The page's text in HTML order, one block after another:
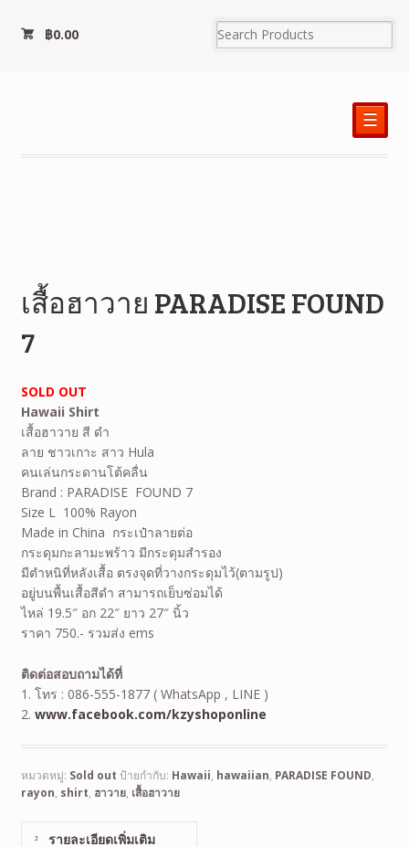
฿0.00
☰
เสื้อฮาวาย PARADISE FOUND
7
SOLD OUT
Hawaii Shirt
เสื้อฮาวาย สี ดำ
ลาย ชาวเกาะ สาว Hula
คนเล่นกระดานโต้คลื่น
Brand : PARADISE FOUND 7
Size L 100% Rayon
Made in China กระเป๋าลายต่อ
กระดุมกะลามะพร้าว มีกระดุมสำรอง
มีตำหนิที่หลังเสื้อ ตรงจุดที่วางกระดุมไว้(ตามรูป)
อยู่บนพื้นเสื้อสีดำ สามารถเย็บซ่อมได้
ไหล่ 19.5″ อก 22″ ยาว 27″ นิ้ว
ราคา 750.- รวมส่ง ems
ติดต่อสอบถามได้ที่
1. โทร : 086-555-1877 ( WhatsApp , LINE )
2. www.facebook.com/kzyshoponline
หมวดหมู่: Sold out ป้ายกำกับ: Hawaii, hawaiian, PARADISE FOUND,
rayon, shirt, ฮาวาย, เสื้อฮาวาย
รายละเอียดเพิ่มเติม